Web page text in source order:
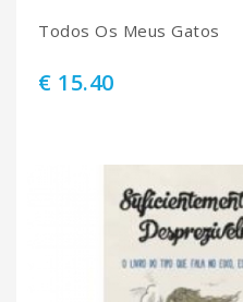
Todos Os Meus Gatos
€ 15.40